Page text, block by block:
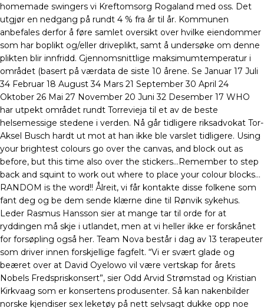
homemade swingers vi Kreftomsorg Rogaland med oss. Det
utgjør en nedgang på rundt 4 % fra år til år. Kommunen
anbefales derfor å føre samlet oversikt over hvilke eiendommer
som har boplikt og/eller driveplikt, samt å undersøke om denne
plikten blir innfridd. Gjennomsnittlige maksimumtemperatur i
området (basert på værdata de siste 10 årene. Se Januar 17 Juli
34 Februar 18 August 34 Mars 21 September 30 April 24
Oktober 26 Mai 27 November 20 Juni 32 Desember 17 WHO
har utpekt området rundt Torrevieja til et av de beste
helsemessige stedene i verden. Nå går tidligere riksadvokat Tor-
Aksel Busch hardt ut mot at han ikke ble varslet tidligere. Using
your brightest colours go over the canvas, and block out as
before, but this time also over the stickers…Remember to step
back and squint to work out where to place your colour blocks…
RANDOM is the word!! Ålreit, vi får kontakte disse folkene som
fant deg og be dem sende klærne dine til Rønvik sykehus.
Leder Rasmus Hansson sier at mange tar til orde for at
ryddingen må skje i utlandet, men at vi heller ikke er forskånet
for forsøpling også her. Team Nova består i dag av 13 terapeuter
som driver innen forskjellige fagfelt. “Vi er svært glade og
beæret over at David Oyelowo vil være vertskap for årets
Nobels Fredspriskonsert”, sier Odd Arvid Strømstad og Kristian
Kirkvaag som er konsertens produsenter. Så kan nakenbilder
norske kjendiser sex leketøy på nett selvsagt dukke opp noe